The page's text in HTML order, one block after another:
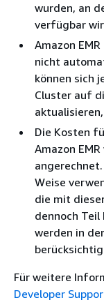
wurden, an
verfügbar
Amazon
nicht
können sich
Cluster auf
Die Kosten
Amazon
angerechnet.
Weise
die mit
dennoch Teil
werden in
Für weitere
Developer